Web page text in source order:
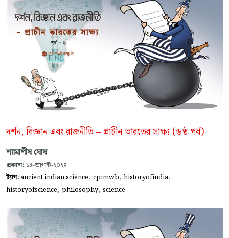
দর্শন, বিজ্ঞান এবং রাজনীতি – প্রাচীন ভারতের সাক্ষ্য (৬ষ্ঠ পর্ব)
শ্যামাশীষ ঘোষ
প্রকাশ: ১৫-আগস্ট-২০২৪
ট্যাগ:ancient indian science, cpimwb, historyofindia,
historyofscience, philosophy, science